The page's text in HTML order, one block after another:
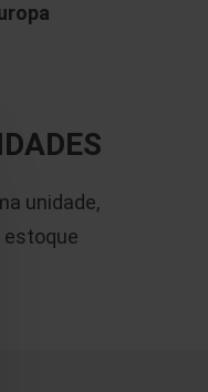
unidade,
estoque